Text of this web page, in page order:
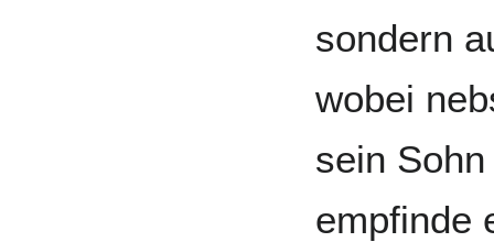
sondern
wobei
sein
empfinde